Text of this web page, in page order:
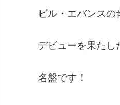
ビル・エバンスの
デビューを果たし
名盤です！